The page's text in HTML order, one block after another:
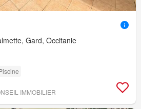
Gard, Occitanie
IMMOBILIER